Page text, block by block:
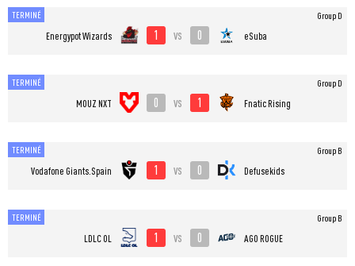
TERMINÉ
Energypot Wizards 1 vs 0 eSuba
Group D
TERMINÉ
MOUZ NXT 0 vs 1 Fnatic Rising
Group D
TERMINÉ
Vodafone Giants.Spain 1 vs 0 Defusekids
Group B
TERMINÉ
LDLC OL 1 vs 0 AGO ROGUE
Group B